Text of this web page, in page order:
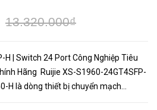
13.320.000₫
H | Switch 24 Port Công Nghiệp Tiêu
Hãng Ruijie XS-S1960-24GT4SFP-
H là dòng thiết bị chuyển mạch